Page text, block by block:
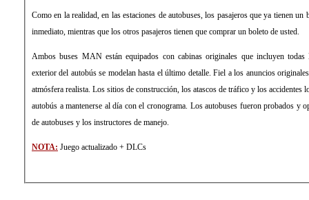
Como en la realidad, en las estaciones de autobuses, los pasajeros que ya tienen un
inmediato, mientras que los otros pasajeros tienen que comprar un boleto de usted.
Ambos buses MAN están equipados con cabinas originales que incluyen
exterior del autobús se modelan hasta el último detalle. Fiel a los anuncios
atmósfera realista. Los sitios de construcción, los atascos de tráfico y los accidentes
autobús a mantenerse al día con el cronograma. Los autobuses fueron probados y
de autobuses y los instructores de manejo.
NOTA: Juego actualizado + DLCs